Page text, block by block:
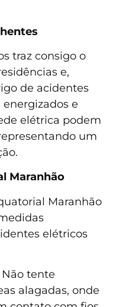
traz consigo o
e,
de acidentes
e
elétrica podem
um
Maranhão
Maranhão
elétricos
Não tente
alagadas, onde